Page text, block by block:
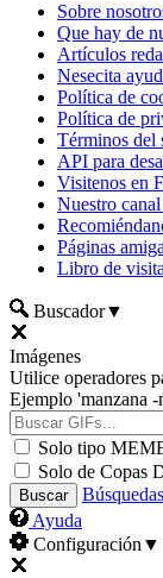
Sobre
Que hay de
Artículos
Nesecita
Política de
Política de
Términos del
API para
Visitenos en
Nuestro
Páginas
Libro de
Buscador▼
Imágenes
Utilice operadores
Ejemplo 'manzana
Solo tipo
Solo de Copas
Ayuda
Configuración ▼